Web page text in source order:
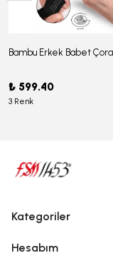
₺ 599.40
3 Renk
Kategoriler
Hesabım